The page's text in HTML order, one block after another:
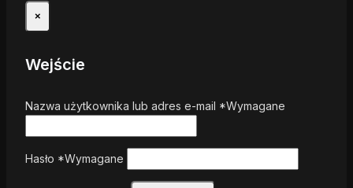
×
Wejście
Nazwa użytkownika lub adres e-mail *Wymagane
Hasło *Wymagane